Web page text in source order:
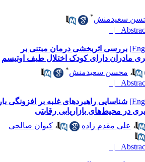
سعیدمنش
بررسی اثربخشی درمان مبتنی بر
مادران دارای کودک اختلال طیف اوتیسم
،محسن سعیدمنش
شناسایی راهبردهای غلبه بر افزونگی بار
در محیط‌های بازاریابی رقابتی
،علی مقدم زاده ،کیوان صالحی